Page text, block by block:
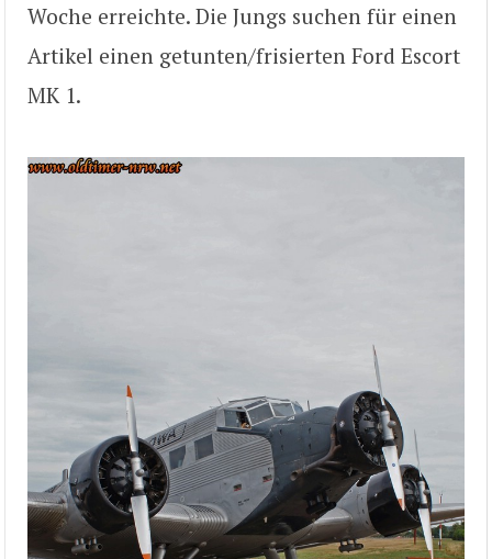
Woche erreichte. Die Jungs suchen für einen
Artikel einen getunten/frisierten Ford Escort
MK 1.